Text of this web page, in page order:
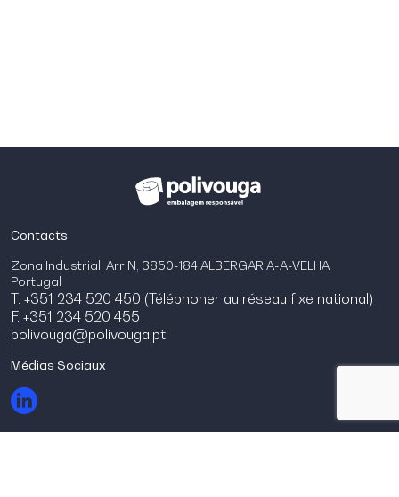
Contacts
Zona Industrial, Arr N, 3850-184 ALBERGARIA-A-VELHA
Portugal
T. +351 234 520 450 (Téléphoner au réseau fixe national)
F. +351 234 520 455
polivouga@polivouga.pt
Médias Sociaux